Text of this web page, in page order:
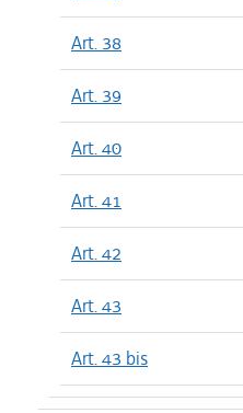
Art. 38
Art. 39
Art. 40
Art. 41
Art. 42
Art. 43
Art. 43 bis